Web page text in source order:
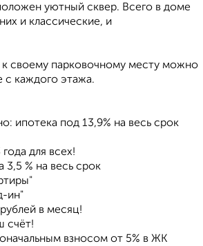
уютный сквер. Всего в доме
и классические, и
к своему парковочному месту можно
с каждого этажа.
ипотека под 13,9% на весь срок
для всех!
3,5 % на весь срок
ин"
в месяц!
счёт!
взносом от 5% в ЖК